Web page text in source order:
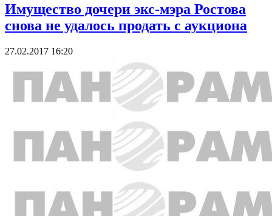
Имущество дочери экс-мэра Ростова
снова не удалось продать с аукциона
27.02.2017 16:20